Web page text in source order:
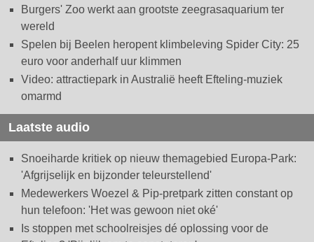
Burgers' Zoo werkt aan grootste zeegrasaquarium ter
wereld
Spelen bij Beelen heropent klimbeleving Spider City: 25
euro voor anderhalf uur klimmen
Video: attractiepark in Australië heeft Efteling-muziek
omarmd
Laatste audio
Snoeiharde kritiek op nieuw themagebied Europa-Park:
'Afgrijselijk en bijzonder teleurstellend'
Medewerkers Woezel & Pip-pretpark zitten constant op
hun telefoon: 'Het was gewoon niet oké'
Is stoppen met schoolreisjes dé oplossing voor de